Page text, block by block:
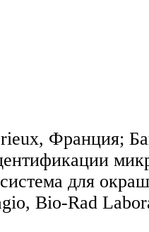
Франция;
для
Bio-Rad